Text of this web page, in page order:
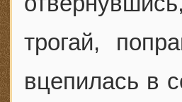
трогай,
вцепилась в